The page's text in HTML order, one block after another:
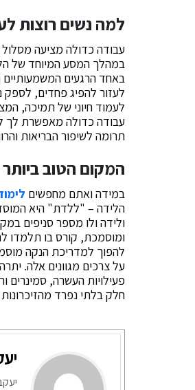
למה נשים רוצות
עבודה כדולה מציעה
במהלך המסע המיוחד של
באחד הרגעים המשמעותיים
לעזור להפיג פחדים,
לעמוד חיוני של תמיכה,
עבודה כדולה מאפשרת לך
תרומה לשיפור הבריאות
המקום הטוב ביותר
במידה ואתם מחפשים
הלידה – "ללדת" היא המוסד
ולידה ולו מספר סניפים
ומוסמכת, קורס בו תלמדו
להפוך למדריכת הנקה
על צרכים מגוונים אלה.
פעילויות העשרה,
חלק בלתי נפרד